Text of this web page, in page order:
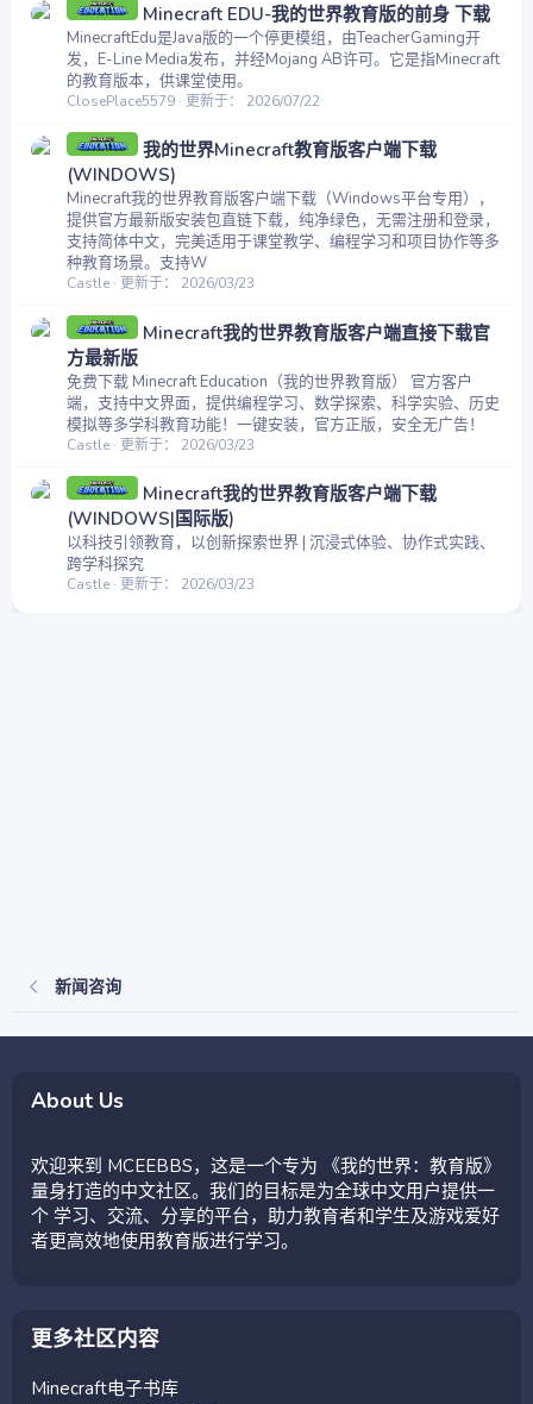
Minecraft EDU-我的世界教育版的前身 下载
MinecraftEdu是Java版的一个停更模组，由TeacherGaming开
发，E-Line Media发布，并经Mojang AB许可。它是指Minecraft
的教育版本，供课堂使用。
ClosePlace5579 更新于： 2026/07/22
我的世界Minecraft教育版客户端下载
(WINDOWS)
Minecraft我的世界教育版客户端下载（Windows平台专用），
提供官方最新版安装包直链下载，纯净绿色，无需注册和登录，
支持简体中文，完美适用于课堂教学、编程学习和项目协作等多
种教育场景。支持W
Castle 更新于： 2026/03/23
Minecraft我的世界教育版客户端直接下载官
方最新版
免费下载 Minecraft Education（我的世界教育版） 官方客户
端，支持中文界面，提供编程学习、数学探索、科学实验、历史
模拟等多学科教育功能！一键安装，官方正版，安全无广告！
Castle 更新于： 2026/03/23
Minecraft我的世界教育版客户端下载
(WINDOWS|国际版)
以科技引领教育，以创新探索世界 | 沉浸式体验、协作式实践、
跨学科探究
Castle 更新于： 2026/03/23
新闻咨询
About Us
欢迎来到 MCEEBBS，这是一个专为 《我的世界：教育版》
量身打造的中文社区。我们的目标是为全球中文用户提供一
个 学习、交流、分享的平台，助力教育者和学生及游戏爱好
者更高效地使用教育版进行学习。
更多社区内容
Minecraft电子书库